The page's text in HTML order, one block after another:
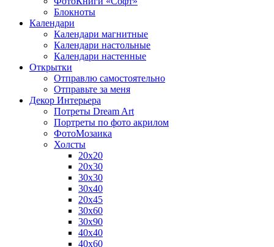
Блокноты
Календари
Календари магнитные
Календари настольные
Календари настенные
Открытки
Отправлю самостоятельно
Отправьте за меня
Декор Интерьера
Потреты Dream Art
Портреты по фото акрилом
ФотоМозаика
Холсты
20х20
20х30
30х30
30х40
20х45
30х60
30х90
40х40
40х60